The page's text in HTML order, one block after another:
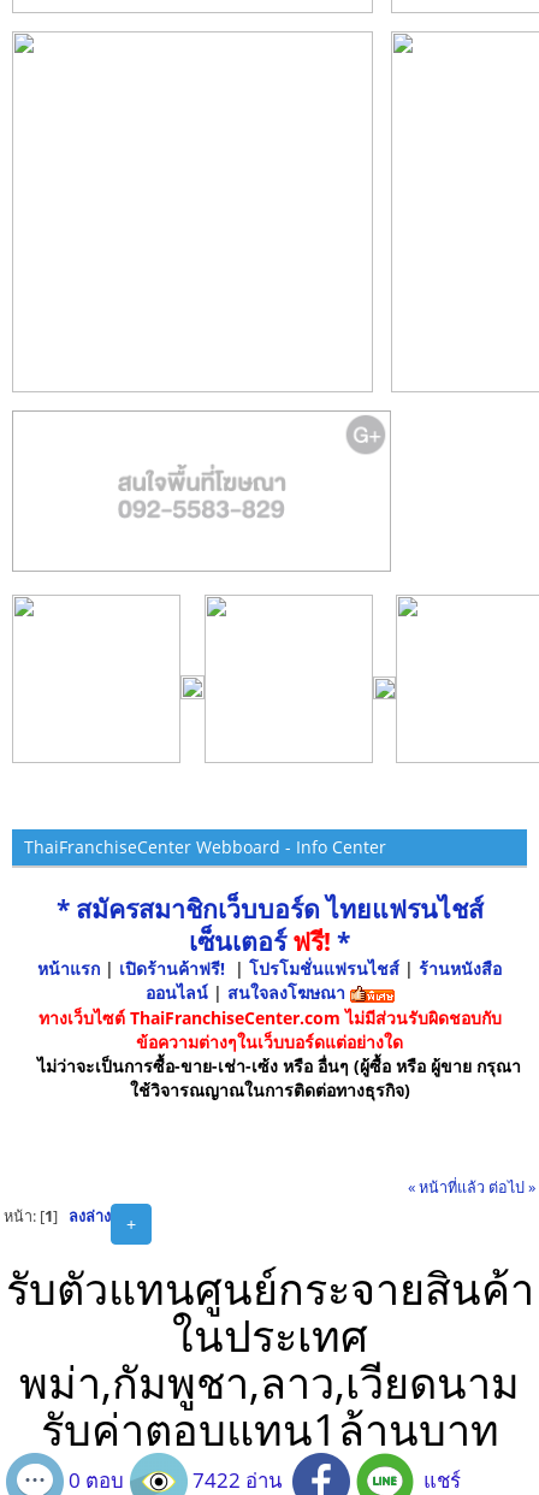
ThaiFranchiseCenter Webboard - Info Center
* สมัครสมาชิกเว็บบอร์ด ไทยแฟรนไชส์
เซ็นเตอร์ฟรี! *
หน้าแรก | เปิดร้านค้าฟรี! | โปรโมชั่นแฟรนไชส์ | ร้านหนังสือ
ออนไลน์ | สนใจลงโฆษณา
ทางเว็บไซต์ ThaiFranchiseCenter.com ไม่มีส่วนรับผิดชอบกับ
ข้อความต่างๆในเว็บบอร์ดแต่อย่างใด
ไม่ว่าจะเป็นการซื้อ-ขาย-เช่า-เซ้ง หรือ อื่นๆ (ผู้ซื้อ หรือ ผู้ขาย กรุณา
ใช้วิจารณญาณในการติดต่อทางธุรกิจ)
« หน้าที่แล้ว ต่อไป »
+
หน้า: [1] ลงล่าง
รับตัวแทนศูนย์กระจายสินค้า
ในประเทศ
พม่า,กัมพูชา,ลาว,เวียดนาม
รับค่าตอบแทน1ล้านบาท
0 ตอบ 7422 อ่าน แชร์